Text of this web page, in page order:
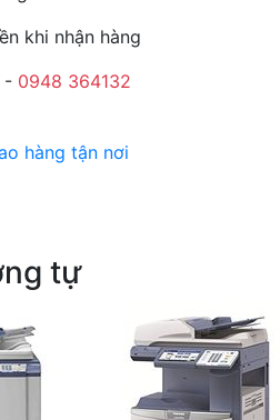
khi nhận hàng
- 0948 364132
hàng tận nơi
tự